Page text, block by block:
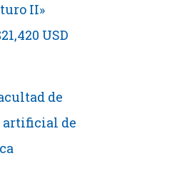
II»
USD
de
de